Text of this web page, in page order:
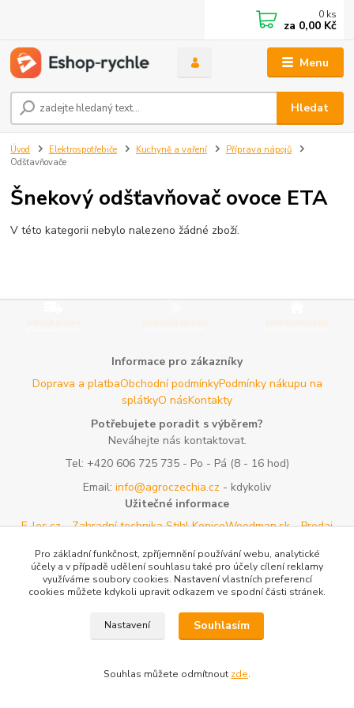
Menu
Hledat
0 ks
za 0,00 Kč
Úvod Elektrospotřebiče Kuchyně a vaření
Příprava nápojů
Odšťavňovače
Šnekový odšťavňovač ovoce ETA
V této kategorii nebylo nalezeno žádné zboží.
Informace pro zákazníky
Doprava a platbaObchodní podmínkyPodmínky nákupu na
splátkyO násKontakty
Potřebujete poradit s výběrem?
Neváhejte nás kontaktovat.
Tel: +420 606 725 735 - Po - Pá (8 - 16 hod)
Email: info@agroczechia.cz - kdykoliv
Užitečné informace
E-les.cz - Zahradní technika Stihl KoniceWoodman.sk - Predaj
smlouvyReklamace a vrácení zbožíRady a tipyTabulky rozměrů
oblečení a obuviMapa stránek
Pro základní funkčnost, zpříjemnění používání webu, analytické
účely a v případě udělení souhlasu také pro účely cílení reklamy
využíváme soubory cookies. Nastavení vlastních preferencí
cookies můžete kdykoli upravit odkazem ve spodní části stránek.
Nastavení Souhlasím
Souhlas můžete odmítnout zde.